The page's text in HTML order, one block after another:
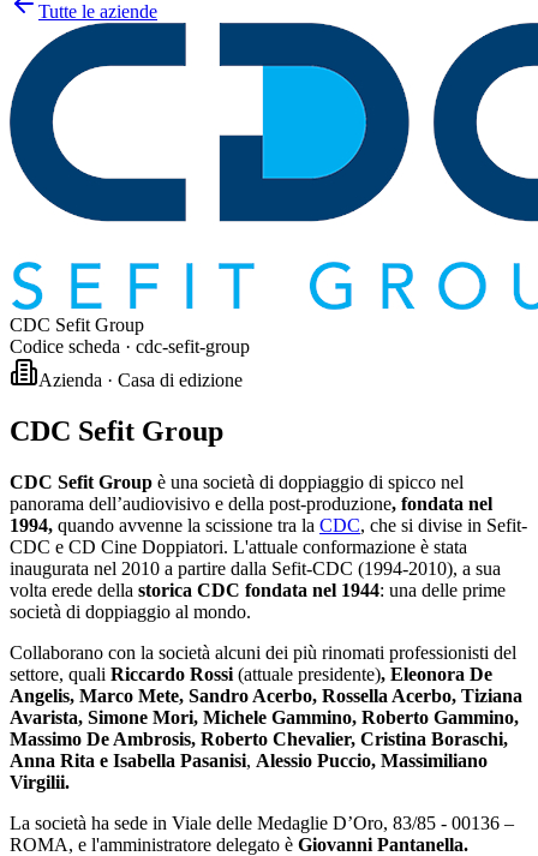
Tutte le aziende
CDC Sefit Group
Codice scheda · cdc-sefit-group
Azienda · Casa di edizione
CDC Sefit Group
CDC Sefit Group è una società di doppiaggio di spicco nel
panorama dell’audiovisivo e della post-produzione, fondata nel
1994, quando avvenne la scissione tra la CDC, che si divise in Sefit-
CDC e CD Cine Doppiatori. L'attuale conformazione è stata
inaugurata nel 2010 a partire dalla Sefit-CDC (1994-2010), a sua
volta erede della storica CDC fondata nel 1944: una delle prime
società di doppiaggio al mondo.
Collaborano con la società alcuni dei più rinomati professionisti del
settore, quali Riccardo Rossi (attuale presidente), Eleonora De
Angelis, Marco Mete, Sandro Acerbo, Rossella Acerbo, Tiziana
Avarista, Simone Mori, Michele Gammino, Roberto Gammino,
Massimo De Ambrosis, Roberto Chevalier, Cristina Boraschi,
Anna Rita e Isabella Pasanisi, Alessio Puccio, Massimiliano
Virgilii.
La società ha sede in Viale delle Medaglie D’Oro, 83/85 - 00136 –
ROMA, e l'amministratore delegato è Giovanni Pantanella.